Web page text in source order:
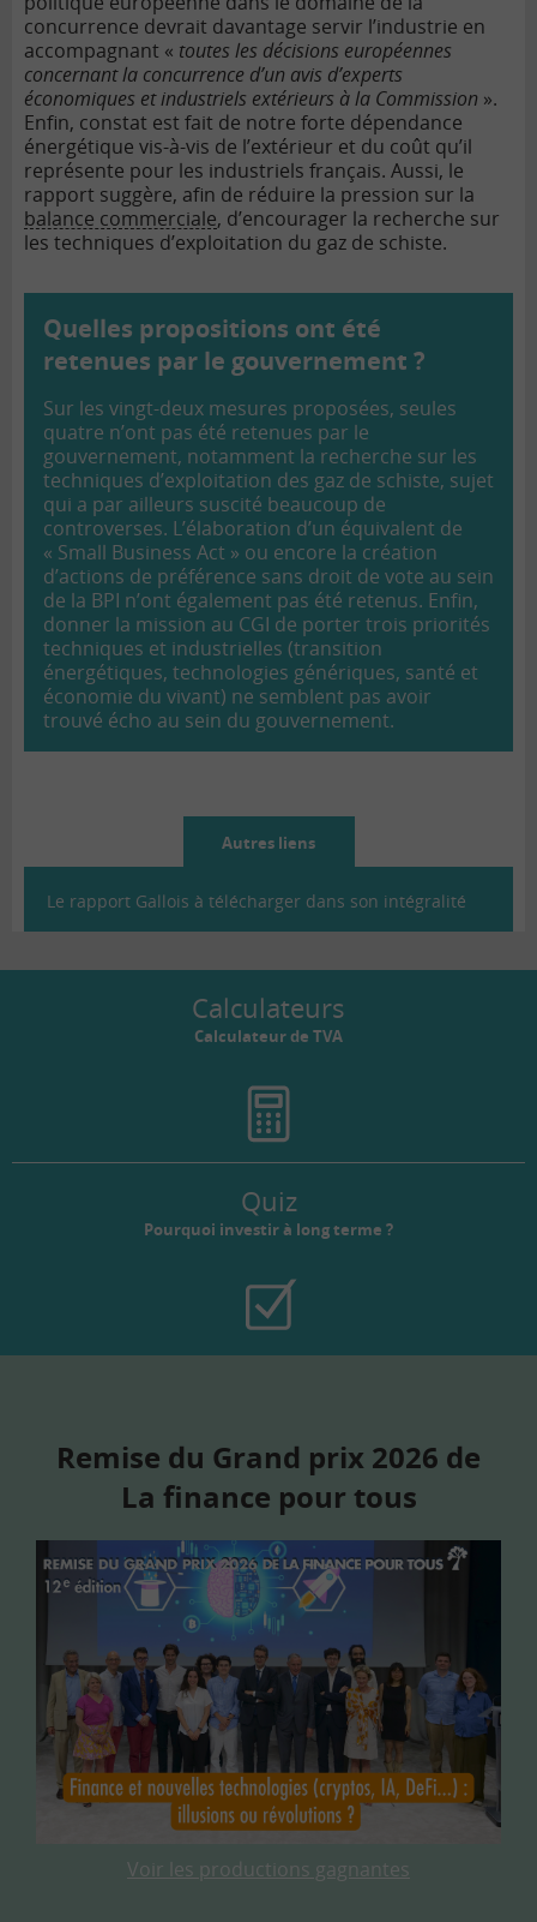
concurrence devrait davantage servir l’industrie en
accompagnant « toutes les décisions européennes
concernant la concurrence d’un avis d’experts
économiques et industriels extérieurs à la Commission ».
Enfin, constat est fait de notre forte dépendance
énergétique vis-à-vis de l’extérieur et du coût qu’il
représente pour les industriels français. Aussi, le
rapport suggère, afin de réduire la pression sur la
balance commerciale, d’encourager la recherche sur
les techniques d’exploitation du gaz de schiste.
Quelles propositions ont été
retenues par le gouvernement ?
Sur les vingt-deux mesures proposées, seules
quatre n’ont pas été retenues par le
gouvernement, notamment la recherche sur les
techniques d’exploitation des gaz de schiste, sujet
qui a par ailleurs suscité beaucoup de
controverses. L’élaboration d’un équivalent de
« Small Business Act » ou encore la création
d’actions de préférence sans droit de vote au sein
de la BPI n’ont également pas été retenus. Enfin,
donner la mission au CGI de porter trois priorités
techniques et industrielles (transition
énergétiques, technologies génériques, santé et
économie du vivant) ne semblent pas avoir
trouvé écho au sein du gouvernement.
Autres liens
Le rapport Gallois à télécharger dans son intégralité
Calculateurs
Calculateur de TVA
Quiz
Pourquoi investir à long terme ?
Remise du Grand prix 2026 de
La finance pour tous
Voir les productions gagnantes